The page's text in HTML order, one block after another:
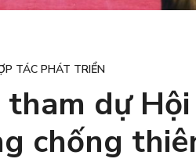
TÁC PHÁT TRIỂN
dự
chống